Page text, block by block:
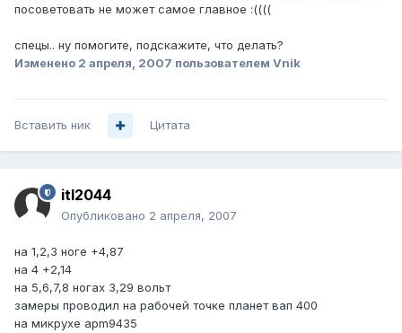
посоветовать не может самое главное :((((
спецы.. ну помогите, подскажите, что делать?
Изменено 2 апреля, 2007 пользователем Vnik
Вставить ник Цитата
itl2044
Опубликовано 2 апреля, 2007
на 1,2,3 ноге +4,87
на 4 +2,14
на 5,6,7,8 ногах 3,29 вольт
замеры проводил на рабочей точке планет вап 400
на микрухе apm9435